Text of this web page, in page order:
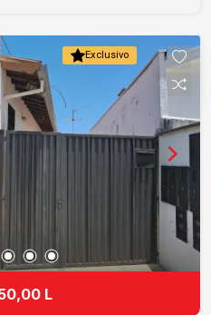
perto tudo o que este
Exclusivo
L